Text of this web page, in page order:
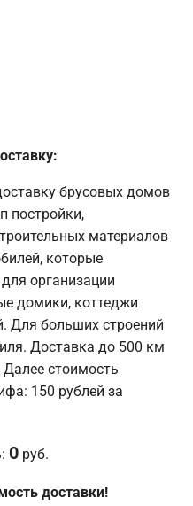
брусовых домов
постройки,
материалов
которые
организации
домики, коттеджи
Для больших строений
Доставка до 500 км
стоимость
150 рублей за
0 руб.
доставки!